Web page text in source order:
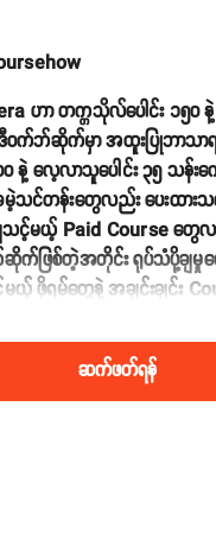
တက္ကသိုလ်ပေါင်း ၁၅၀ နဲ့
ဝက်ဘ်ဆိုက်မှာ အထူးပြုဘာသာရပ်
နဲ့ လေ့လာသူပေါင်း ၃၅ သန်းက
သင်တန်းတွေလည်း ပေးထား
သင့်မယ့် Paid Course တွေ
က်ဖြစ်တဲ့အတိုင်း ရုပ်သံပို့ချမှု
ဖိုရမ်တွေနဲ့ အချင်းချင်း
ဆက်ဖတ်ရန်